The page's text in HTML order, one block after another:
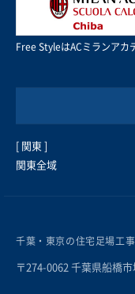
Free StyleはACミランアカ
[ 関東 ]
関東全域
千葉・東京の住宅足場工
〒274-0062 千葉県船橋市